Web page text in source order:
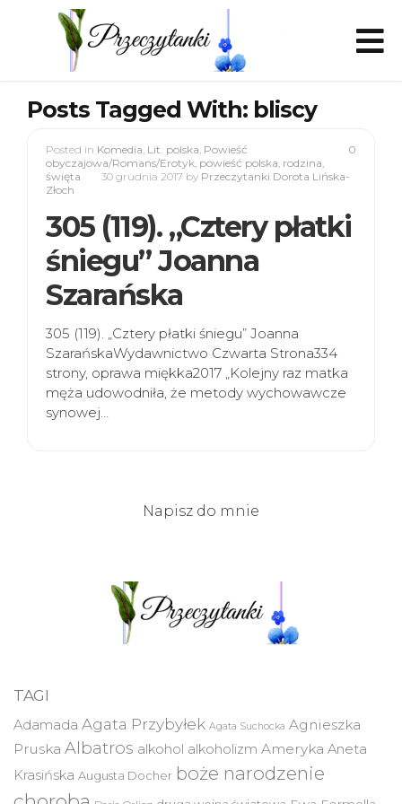
Posts Tagged With: bliscy
0
Posted in Komedia, Lit. polska, Powieść
obyczajowa/Romans/Erotyk, powieść polska, rodzina,
święta
30 grudnia 2017 by Przeczytanki Dorota Lińska-
Złoch
305 (119). „Cztery płatki
śniegu” Joanna
Szarańska
305 (119). „Cztery płatki śniegu” Joanna
SzarańskaWydawnictwo Czwarta Strona334
strony, oprawa miękka2017 „Kolejny raz matka
męża udowodniła, że metody wychowawcze
synowej…
Napisz do mnie
TAGI
Adamada Agata Przybyłek Agata Suchocka Agnieszka
Pruska Albatros alkohol alkoholizm Ameryka Aneta
Krasińska Augusta Docher boże narodzenie